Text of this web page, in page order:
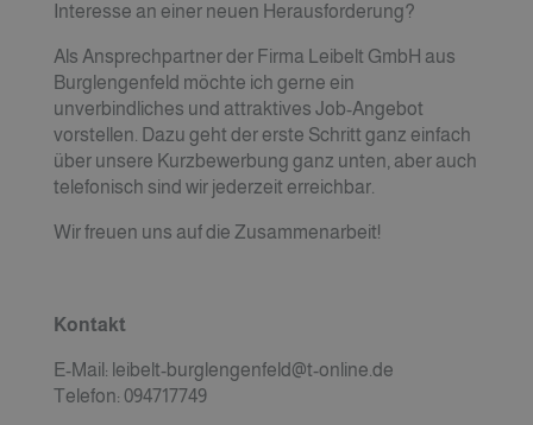
Interesse an einer neuen Herausforderung?
Als Ansprechpartner der Firma Leibelt GmbH aus
Burglengenfeld möchte ich gerne ein
unverbindliches und attraktives Job-Angebot
vorstellen. Dazu geht der erste Schritt ganz einfach
über unsere Kurzbewerbung ganz unten, aber auch
telefonisch sind wir jederzeit erreichbar.
Wir freuen uns auf die Zusammenarbeit!
Kontakt
E-Mail: leibelt-burglengenfeld@t-online.de
Telefon: 094717749